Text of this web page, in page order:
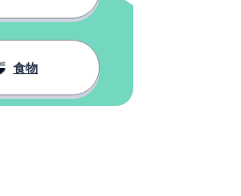
食物